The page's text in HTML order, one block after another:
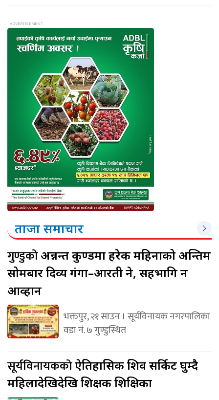
ताजा समाचार
गुण्डुकोअन्नन्त कुण्डमा हरेक महिनाको अन्तिम
सोमबार दिव्य गंगा–आरती हुने, सहभागि हुन
आव्हान
भक्तपुर, २१ साउन । सूर्यविनायक नगरपालिका
वडा नं. ७ गुण्डुस्थित
सूर्यविनायककोऐतिहासिक शिव सर्किट घुम्दै
महिलादेखिदेखि शिक्षक शिक्षिका